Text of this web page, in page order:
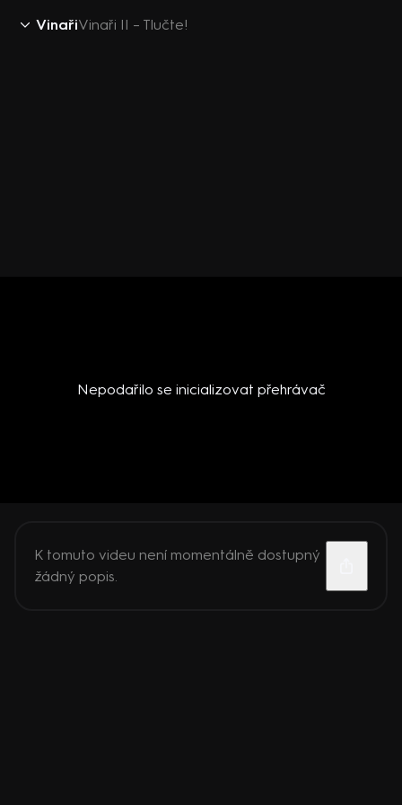
VinařiVinaři II – Tlučte!
Nepodařilo se inicializovat přehrávač
K tomuto videu není momentálně dostupný
žádný popis.